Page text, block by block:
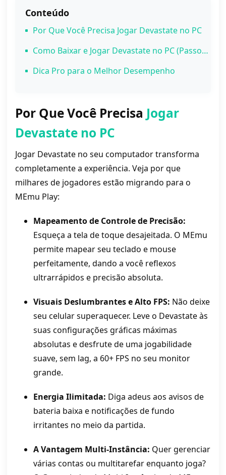
Conteúdo
Por Que Você Precisa Jogar Devastate no PC
Como Baixar e Jogar Devastate no PC (Passo a Passo)
Passo 1: Baixe o MEmu Play
Passo 4: Instale o Devastate
Dica Pro para o Melhor Desempenho
Por Que Você Precisa Jogar
Devastate no PC
Jogar Devastate no seu computador transforma
completamente a experiência. Veja por que
milhares de jogadores estão migrando para o
MEmu Play:
Mapeamento de Controle de Precisão:
Esqueça a tela de toque desajeitada. O MEmu
permite mapear seu teclado e mouse
perfeitamente, dando a você reflexos
ultrarrápidos e precisão absoluta.
Visuais Deslumbrantes e Alto FPS: Não deixe
seu celular superaquecer. Leve o Devastate às
suas configurações gráficas máximas
absolutas e desfrute de uma jogabilidade
suave, sem lag, a 60+ FPS no seu monitor
grande.
Energia Ilimitada: Diga adeus aos avisos de
bateria baixa e notificações de fundo
irritantes no meio da partida.
A Vantagem Multi-Instância: Quer gerenciar
várias contas ou multitarefar enquanto joga?